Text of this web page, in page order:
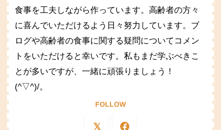
食事を工夫しながら作っています。高齢者の方々
に喜んでいただけるよう日々努力しています。ブ
ログや高齢者の食事に関する疑問についてコメン
トをいただけると幸いです。私もまだ学ぶべきこ
とが多いですが、一緒に頑張りましょう！
(^▽^)/。
FOLLOW